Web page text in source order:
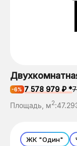
-6% 7 578 979 ₽ *
Площадь, м2:47.29
ЖК "Один"